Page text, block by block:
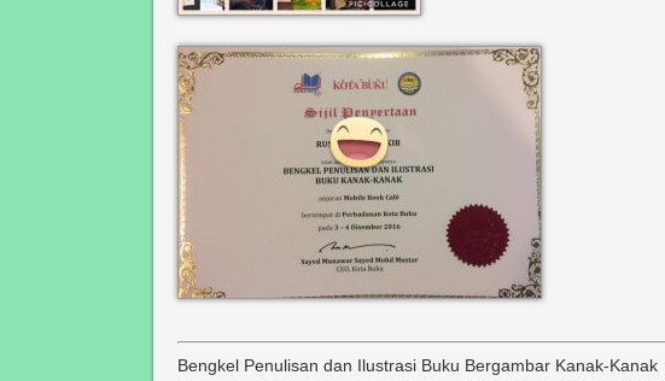
Bengkel Penulisan dan Ilustrasi Buku Bergambar Kanak-Kanak